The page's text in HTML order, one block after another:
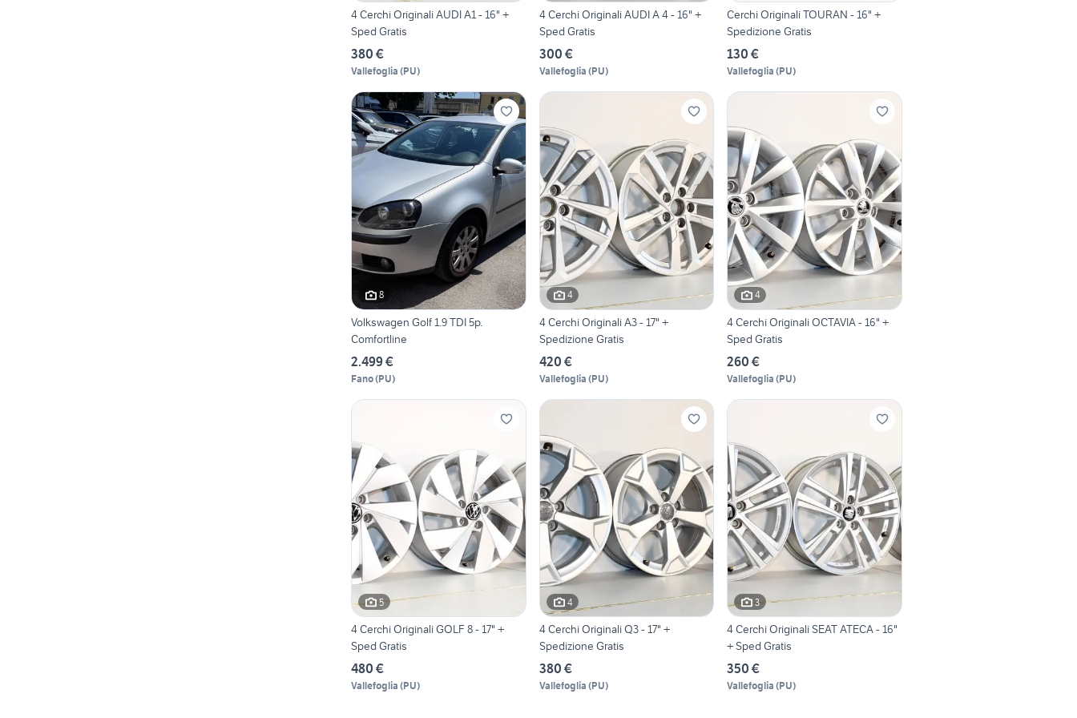
4 Cerchi Originali AUDI A1 - 16" +
Sped Gratis
380 €
Vallefoglia (PU)
4 Cerchi Originali AUDI A 4 - 16" +
Sped Gratis
300 €
Vallefoglia (PU)
Cerchi Originali TOURAN - 16" +
Spedizione Gratis
130 €
Vallefoglia (PU)
8
Volkswagen Golf 1.9 TDI 5p.
Comfortline
2.499 €
Fano(PU)
4
4 Cerchi Originali A3 - 17" +
Spedizione Gratis
420 €
Vallefoglia (PU)
4
4 Cerchi Originali OCTAVIA - 16" +
Sped Gratis
260 €
Vallefoglia (PU)
5
4 Cerchi Originali GOLF 8 - 17" +
Sped Gratis
480 €
Vallefoglia (PU)
4
4 Cerchi Originali Q3 - 17" +
Spedizione Gratis
380 €
Vallefoglia (PU)
3
4 Cerchi Originali SEAT ATECA - 16"
+ Sped Gratis
350 €
Vallefoglia (PU)